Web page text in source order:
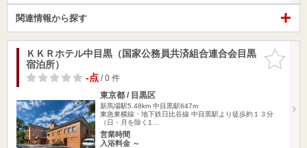
関連情報から探す
お気に入
りに追加
ＫＫＲホテル中目黒（国家公務員共済組合連合会目黒
宿泊所）
-点/ 0 件
東京都 / 目黒区
新馬場駅5.48km 中目黒駅647m
東急東横線・地下鉄日比谷線 中目黒駅より徒歩約１３分
（日・月を除く1…
営業時間
入浴料金 ～